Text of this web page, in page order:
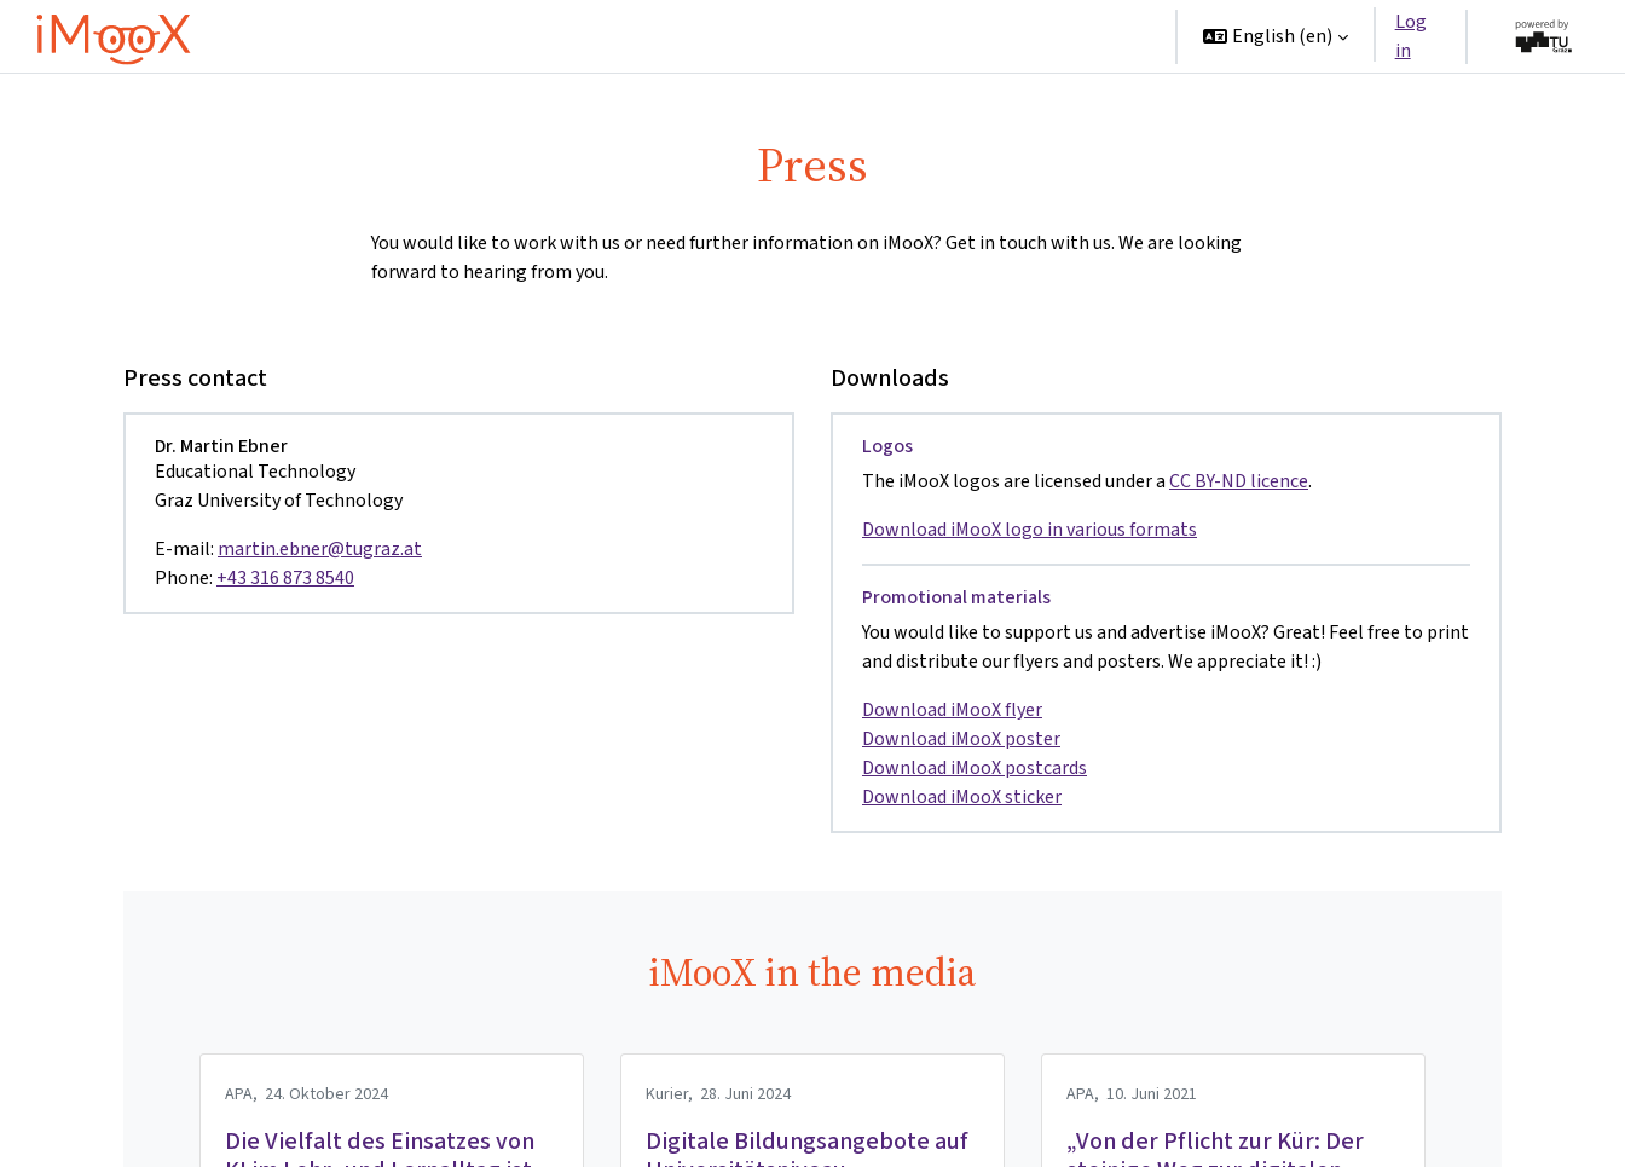
Skip to main content
English ‎(en)‎
Log
in
Press
You would like to work with us or need further information on iMooX? Get in touch with us. We are looking
forward to hearing from you.
Press contact
Dr. Martin Ebner
Educational Technology
Graz University of Technology
E-mail: martin.ebner@tugraz.at
Phone: +43 316 873 8540
Downloads
Logos
The iMooX logos are licensed under aCC BY-ND licence.
Download iMooX logo in various formats
Promotional materials
You would like to support us and advertise iMooX? Great! Feel free to print
and distribute our flyers and posters. We appreciate it! :)
Download iMooX flyer
Download iMooX poster
Download iMooX postcards
Download iMooX sticker
iMooX in the media
APA, 24. Oktober 2024
Die Vielfalt des Einsatzes von
Kurier, 28. Juni 2024
Digitale Bildungsangebote auf
APA, 10. Juni 2021
„Von der Pflicht zur Kür: Der